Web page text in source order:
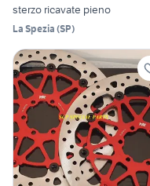
sterzo ricavate pieno
La Spezia (SP)